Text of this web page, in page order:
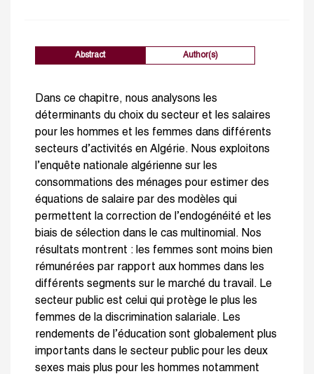
Abstract Author(s)
Dans ce chapitre, nous analysons les
déterminants du choix du secteur et les salaires
pour les hommes et les femmes dans différents
secteurs d’activités en Algérie. Nous exploitons
l’enquête nationale algérienne sur les
consommations des ménages pour estimer des
équations de salaire par des modèles qui
permettent la correction de l’endogénéité et les
biais de sélection dans le cas multinomial. Nos
résultats montrent : les femmes sont moins bien
rémunérées par rapport aux hommes dans les
différents segments sur le marché du travail. Le
secteur public est celui qui protège le plus les
femmes de la discrimination salariale. Les
rendements de l’éducation sont globalement plus
importants dans le secteur public pour les deux
sexes mais plus pour les hommes notamment